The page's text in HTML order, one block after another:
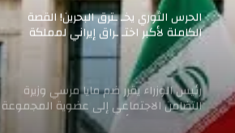
رئيس الوزراء يقرر ضم مايا مرسي وزيرة
التضامن الاجتماعي إلى عضوية المجموعة
الوزارية لريادة الأعمال
الرئيس السيسي يثمن دور القوات
المسلحة في التنمية وحماية الأمن
القومي